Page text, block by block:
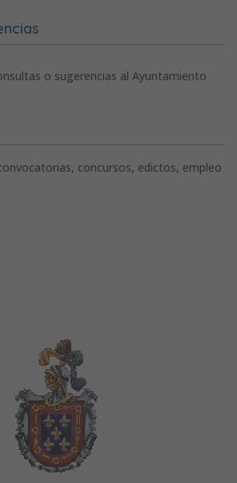
o sugerencias al Ayuntamiento
concursos, edictos, empleo